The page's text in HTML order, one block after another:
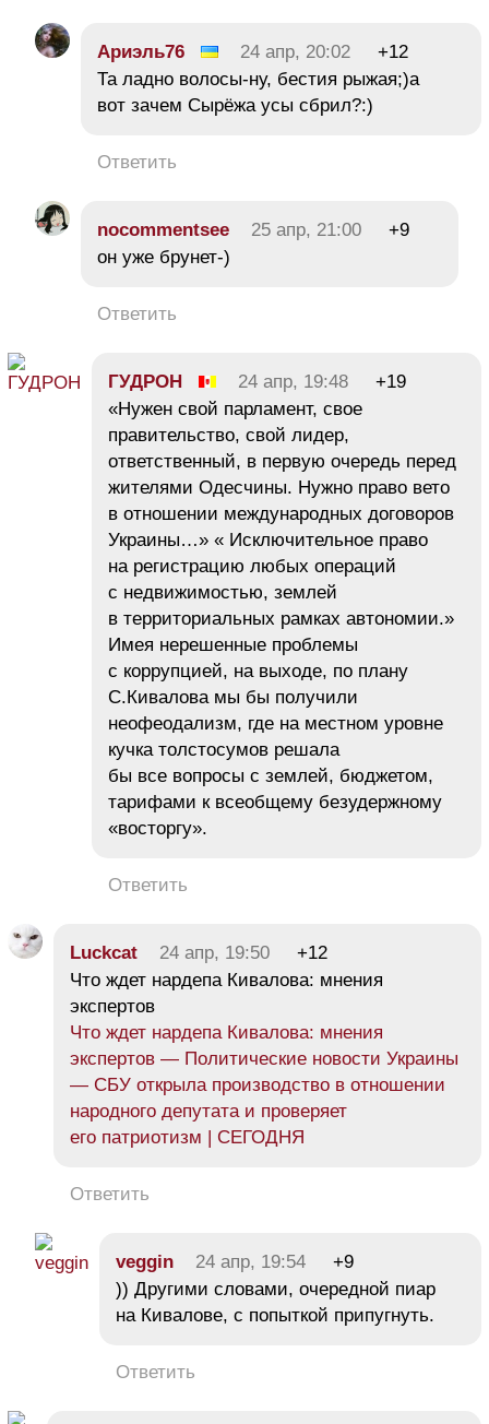
Ариэль76 24 апр, 20:02
+12
Та ладно волосы-ну, бестия рыжая;)а
вот зачем Сырёжа усы сбрил?:)
Ответить
nocommentsee 25 апр, 21:00
+9
он уже брунет-)
Ответить
ГУДРОН 24 апр, 19:48
+19
«Нужен свой парламент, свое
правительство, свой лидер,
ответственный, в первую очередь перед
жителями Одесчины. Нужно право вето
в отношении международных договоров
Украины…» « Исключительное право
на регистрацию любых операций
с недвижимостью, землей
в территориальных рамках автономии.»
Имея нерешенные проблемы
с коррупцией, на выходе, по плану
С.Кивалова мы бы получили
неофеодализм, где на местном уровне
кучка толстосумов решала
бы все вопросы с землей, бюджетом,
тарифами к всеобщему безудержному
«восторгу».
Ответить
Luckcat 24 апр, 19:50
+12
Что ждет нардепа Кивалова: мнения
экспертов
Что ждет нардепа Кивалова: мнения
экспертов — Политические новости Украины
— СБУ открыла производство в отношении
народного депутата и проверяет
его патриотизм | СЕГОДНЯ
Ответить
veggin 24 апр, 19:54
+9
)) Другими словами, очередной пиар
на Кивалове, с попыткой припугнуть.
Ответить